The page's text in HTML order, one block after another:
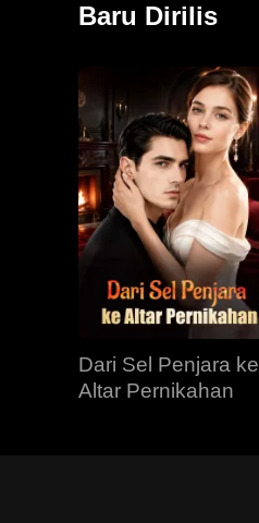
Baru Dirilis
Dari Sel Penjara ke
Altar Pernikahan